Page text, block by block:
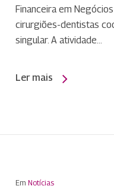
Financeira em
cirurgiões-dentistas
singular. A atividade…
Ler mais
Em Notícias